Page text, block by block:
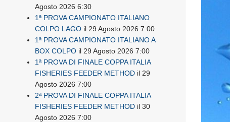
Agosto 2026 6:30
1ª PROVA CAMPIONATO ITALIANO
COLPO LAGO il 29 Agosto 2026 7:00
1ª PROVA CAMPIONATO ITALIANO A
BOX COLPO il 29 Agosto 2026 7:00
1ª PROVA DI FINALE COPPA ITALIA
FISHERIES FEEDER METHOD il 29
Agosto 2026 7:00
2ª PROVA DI FINALE COPPA ITALIA
FISHERIES FEEDER METHOD il 30
Agosto 2026 7:00